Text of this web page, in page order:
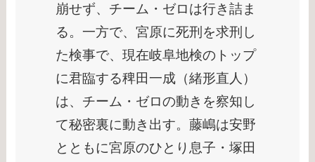
崩せず、チーム・ゼロは行き詰ま
る。一方で、宮原に死刑を求刑し
た検事で、現在岐阜地検のトップ
に君臨する稗田一成（緒形直人）
は、チーム・ゼロの動きを察知し
て秘密裏に動き出す。藤嶋は安野
とともに宮原のひとり息子・塚田